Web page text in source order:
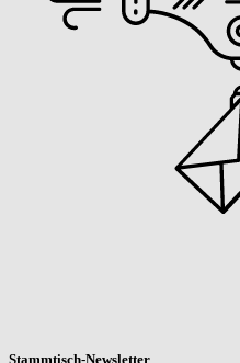
Stammtisch-Newsletter